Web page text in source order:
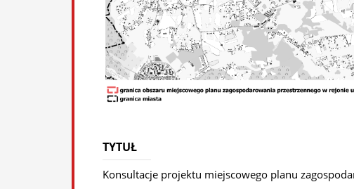
TYTUŁ
Konsultacje projektu miejscowego planu